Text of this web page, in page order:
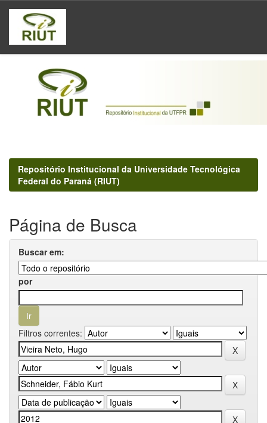
Skip
navigation
Repositório Institucional da Universidade Tecnológica
Federal do Paraná (RIUT)
Página de Busca
Buscar em:
por
Filtros correntes: